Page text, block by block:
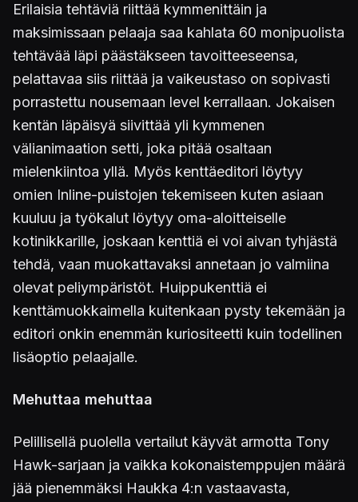
Erilaisia tehtäviä riittää kymmenittäin ja
maksimissaan pelaaja saa kahlata 60 monipuolista
tehtävää läpi päästäkseen tavoitteeseensa,
pelattavaa siis riittää ja vaikeustaso on sopivasti
porrastettu nousemaan level kerrallaan. Jokaisen
kentän läpäisyä siivittää yli kymmenen
välianimaation setti, joka pitää osaltaan
mielenkiintoa yllä. Myös kenttäeditori löytyy
omien Inline-puistojen tekemiseen kuten asiaan
kuuluu ja työkalut löytyy oma-aloitteiselle
kotinikkarille, joskaan kenttiä ei voi aivan tyhjästä
tehdä, vaan muokattavaksi annetaan jo valmiina
olevat peliympäristöt. Huippukenttiä ei
kenttämuokkaimella kuitenkaan pysty tekemään ja
editori onkin enemmän kuriositeetti kuin todellinen
lisäoptio pelaajalle.
Mehuttaa mehuttaa
Pelillisellä puolella vertailut käyvät armotta Tony
Hawk-sarjaan ja vaikka kokonaistemppujen määrä
jää pienemmäksi Haukka 4:n vastaavasta,